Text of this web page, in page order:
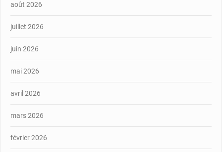
août 2026
juillet 2026
juin 2026
mai 2026
avril 2026
mars 2026
février 2026